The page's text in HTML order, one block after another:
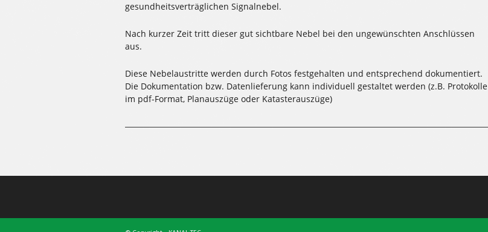
gesundheitsverträglichen Signalnebel.
Nach kurzer Zeit tritt dieser gut sichtbare Nebel bei den ungewünschten Anschlüssen
aus.
Diese Nebelaustritte werden durch Fotos festgehalten und entsprechend dokumentiert.
Die Dokumentation bzw. Datenlieferung kann individuell gestaltet werden (z.B. Protokolle
im pdf-Format, Planauszüge oder Katasterauszüge)